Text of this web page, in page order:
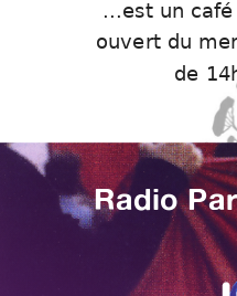
...est un
ouvert du
de
Radio